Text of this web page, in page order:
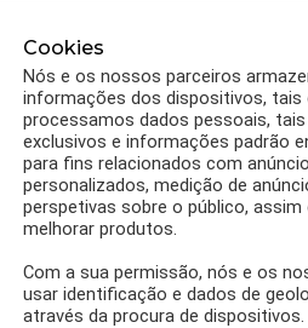
de Quiabo
colesterol
Cookies
Nós e os nossos parceiros
informações dos dispositivos, tais
processamos dados pessoais,
exclusivos e informações padrão
para fins relacionados com
personalizados, medição de
perspetivas sobre o público,
melhorar produtos.
Com a sua permissão, nós e os
usar identificação e dados de
através da procura de